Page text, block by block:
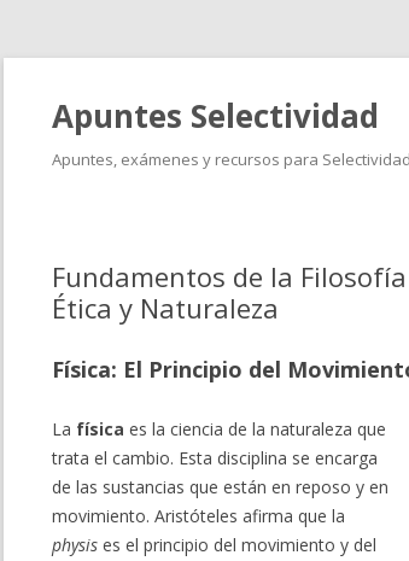
Apuntes Selectividad
Apuntes, exámenes y recursos para
Fundamentos de la
Ética y Naturaleza
Física: El Principio del
La física es la ciencia de la naturaleza que
trata el cambio. Esta disciplina se encarga
de las sustancias que están en reposo y en
movimiento. Aristóteles afirma que la
physis es el principio del movimiento y del